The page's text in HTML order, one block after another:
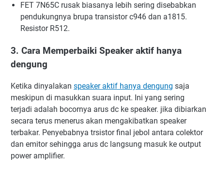
FET 7N65C rusak biasanya lebih sering disebabkan
pendukungnya brupa transistor c946 dan a1815.
Resistor R512.
3. Cara Memperbaiki Speaker aktif hanya
dengung
Ketika dinyalakan speaker aktif hanya dengung saja
meskipun di masukkan suara input. Ini yang sering
terjadi adalah bocornya arus dc ke speaker. jika dibiarkan
secara terus menerus akan mengakibatkan speaker
terbakar. Penyebabnya trsistor final jebol antara colektor
dan emitor sehingga arus dc langsung masuk ke output
power amplifier.